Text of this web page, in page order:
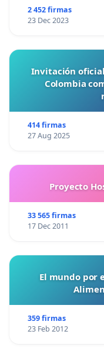
2 452 firmas
23 Dec 2023
Invitación
Colombia
414 firmas
27 Aug 2025
Proyecto
33 565 firmas
17 Dec 2011
El mundo por
359 firmas
23 Feb 2012